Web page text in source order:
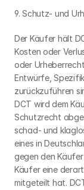
9. Schutz- und
Der Käufer hält
Kosten oder
oder
Entwürfe,
zurückzuführen
DCT wird dem
Schutzrecht
schad- und
eines in
gegen den
Käufer eine
mitgeteilt hat.